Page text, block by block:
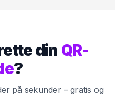
din QR-
?
på sekunder – gratis og